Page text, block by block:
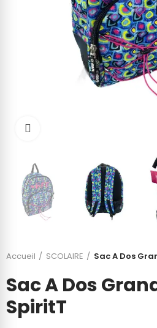
Accueil SCOLAIRE Sac A Dos
Sac A Dos
SpiritT